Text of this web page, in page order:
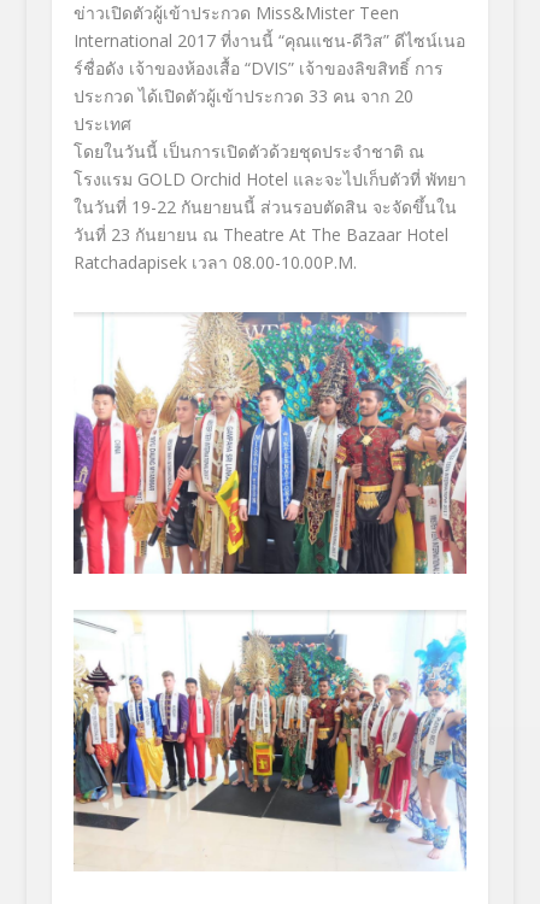
ข่าวเปิดตัวผู้เข้าประกวด Miss&Mister Teen
International 2017 ที่งานนี้ “คุณแชน-ดีวิส” ดีไซน์เนอ
ร์ชื่อดัง เจ้าของห้องเสื้อ “DVIS” เจ้าของลิขสิทธิ์ การ
ประกวด ได้เปิดตัวผู้เข้าประกวด 33 คน จาก 20
ประเทศ
โดยในวันนี้ เป็นการเปิดตัวด้วยชุดประจำชาติ ณ
โรงแรม GOLD Orchid Hotel และจะไปเก็บตัวที่ พัทยา
ในวันที่ 19-22 กันยายนนี้ ส่วนรอบตัดสิน จะจัดขึ้นใน
วันที่ 23 กันยายน ณ Theatre At The Bazaar Hotel
Ratchadapisek เวลา 08.00-10.00P.M.